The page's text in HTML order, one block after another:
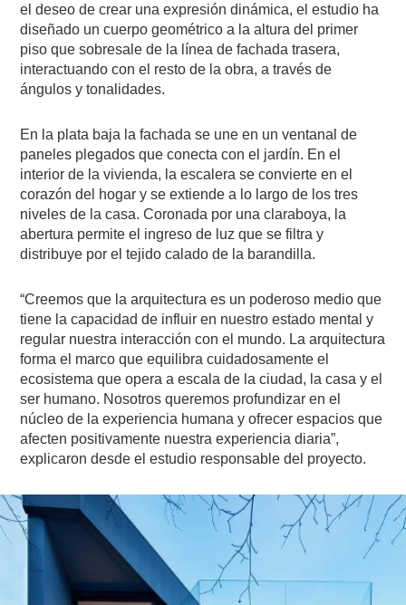
el deseo de crear una expresión dinámica, el estudio ha
diseñado un cuerpo geométrico a la altura del primer
piso que sobresale de la línea de fachada trasera,
interactuando con el resto de la obra, a través de
ángulos y tonalidades.
En la plata baja la fachada se une en un ventanal de
paneles plegados que conecta con el jardín. En el
interior de la vivienda, la escalera se convierte en el
corazón del hogar y se extiende a lo largo de los tres
niveles de la casa. Coronada por una claraboya, la
abertura permite el ingreso de luz que se filtra y
distribuye por el tejido calado de la barandilla.
“Creemos que la arquitectura es un poderoso medio que
tiene la capacidad de influir en nuestro estado mental y
regular nuestra interacción con el mundo. La arquitectura
forma el marco que equilibra cuidadosamente el
ecosistema que opera a escala de la ciudad, la casa y el
ser humano. Nosotros queremos profundizar en el
núcleo de la experiencia humana y ofrecer espacios que
afecten positivamente nuestra experiencia diaria”,
explicaron desde el estudio responsable del proyecto.